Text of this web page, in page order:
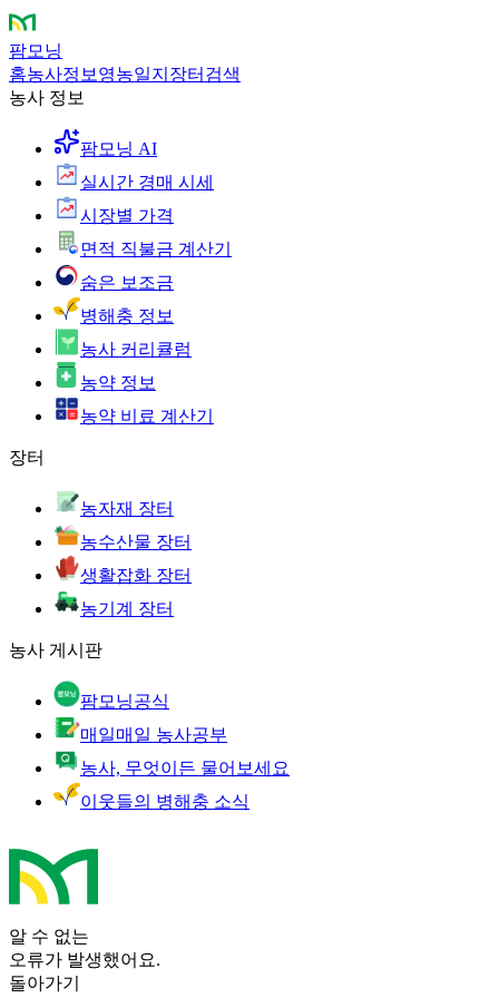
팜모닝
홈농사정보 영농일지 장터 검색
농사 정보
팜모닝 AI
실시간 경매 시세
시장별 가격
면적 직불금 계산기
숨은 보조금
병해충 정보
농사 커리큘럼
농약 정보
농약 비료 계산기
장터
농자재 장터
농수산물 장터
생활잡화 장터
농기계 장터
농사 게시판
팜모닝공식
매일매일 농사공부
농사, 무엇이든 물어보세요
이웃들의 병해충 소식
알 수 없는
오류가 발생했어요.
돌아가기